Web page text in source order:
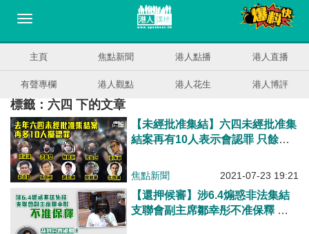
主頁 焦點新聞 港人點播 港人直播
有聲專欄 港人觀點 港人花生 港人博評
標籤：六四 下的文章
【未經批准集結】六四未經批准集
結案再有10人表示會認罪 只餘黎
焦點新聞 2021-07-23 19:21
【還押候審】涉6.4煽惑非法集結
支聯會副主席鄒幸彤不准保釋 法